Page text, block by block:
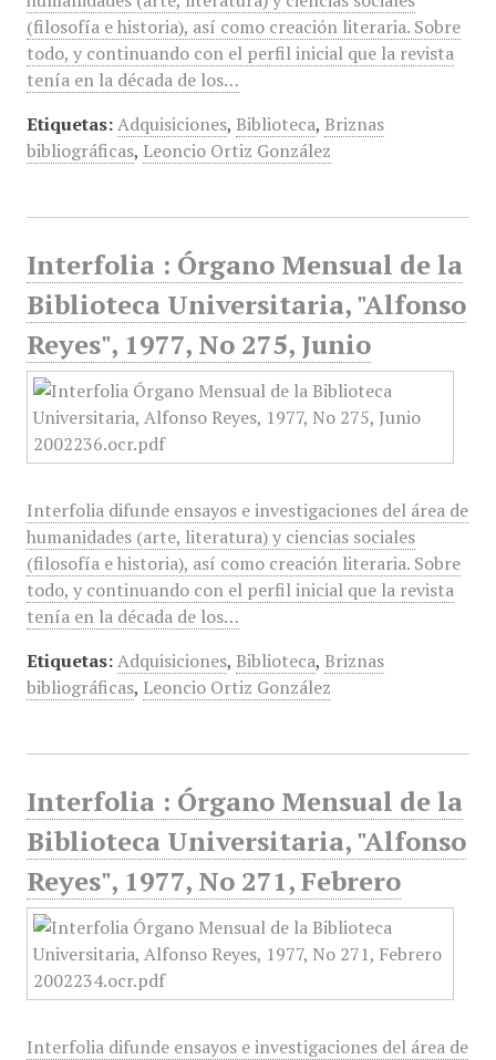
(filosofía e historia), así como creación literaria. Sobre
todo, y continuando con el perfil inicial que la revista
tenía en la década de los…
Etiquetas: Adquisiciones, Biblioteca, Briznas
bibliográficas, Leoncio Ortiz González
Interfolia : Órgano Mensual de la
Biblioteca Universitaria, "Alfonso
Reyes", 1977, No 275, Junio
Interfolia difunde ensayos e investigaciones del área de
humanidades (arte, literatura) y ciencias sociales
(filosofía e historia), así como creación literaria. Sobre
todo, y continuando con el perfil inicial que la revista
tenía en la década de los…
Etiquetas: Adquisiciones, Biblioteca, Briznas
bibliográficas, Leoncio Ortiz González
Interfolia : Órgano Mensual de la
Biblioteca Universitaria, "Alfonso
Reyes", 1977, No 271, Febrero
Interfolia difunde ensayos e investigaciones del área de